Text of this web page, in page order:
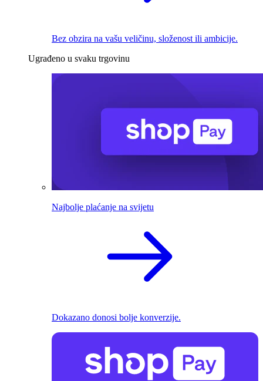
Bez obzira na vašu veličinu, složenost ili ambicije.
Ugrađeno u svaku trgovinu
Najbolje plaćanje na svijetu
Dokazano donosi bolje konverzije.